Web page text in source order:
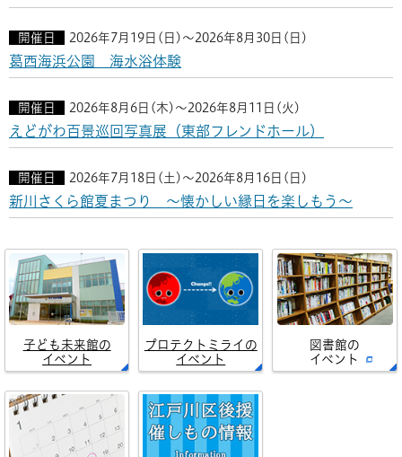
開催日 2026年7月19日(日)～2026年8月30日(日)
葛西海浜公園 海水浴体験
開催日 2026年8月6日(木)～2026年8月11日(火)
えどがわ百景巡回写真展（東部フレンドホール）
開催日 2026年7月18日(土)～2026年8月16日(日)
新川さくら館夏まつり ～懐かしい縁日を楽しもう～
子ども未来館の
イベント
プロテクトミライの
イベント
図書館の
イベント